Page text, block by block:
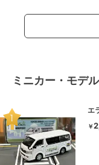
ミニカー・モデ
エ
￥